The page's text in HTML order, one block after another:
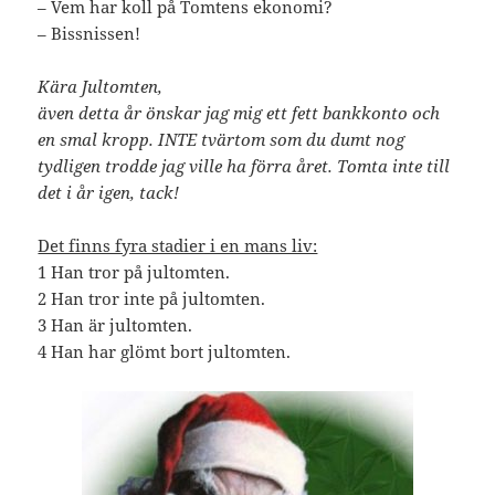
– Vem har koll på Tomtens ekonomi?
– Bissnissen!
Kära Jultomten,
även detta år önskar jag mig ett fett bankkonto och
en smal kropp. INTE tvärtom som du dumt nog
tydligen trodde jag ville ha förra året. Tomta inte till
det i år igen, tack!
Det finns fyra stadier i en mans liv:
1 Han tror på jultomten.
2 Han tror inte på jultomten.
3 Han är jultomten.
4 Han har glömt bort jultomten.